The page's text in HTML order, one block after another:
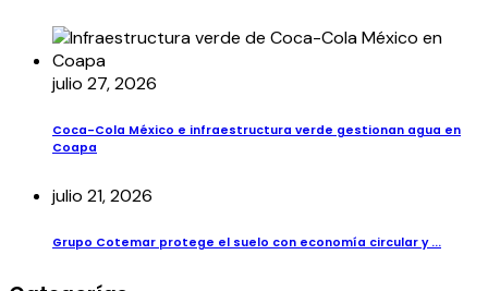
julio 27, 2026
Coca-Cola México e infraestructura verde gestionan agua en
Coapa
julio 21, 2026
Grupo Cotemar protege el suelo con economía circular y ...